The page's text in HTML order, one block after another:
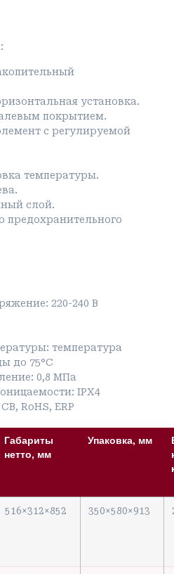
установка.
покрытием.
с регулируемой
температуры.
слой.
220-240 В
температура
до 75°C
0,8 МПа
IPX4
RoHS, ERP
Габариты
нетто, мм
Упаковка, мм
516×312×852 350×580×913